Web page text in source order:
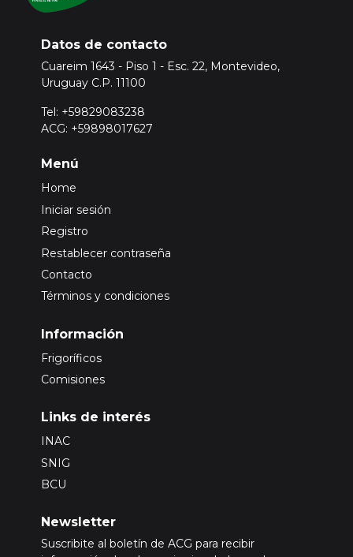
Datos de contacto
Cuareim 1643 - Piso 1 - Esc. 22, Montevideo,
Uruguay C.P. 11100
Tel: +59829083238
ACG: +59898017627
Menú
Home
Iniciar sesión
Registro
Restablecer contraseña
Contacto
Términos y condiciones
Información
Frigoríficos
Comisiones
Links de interés
INAC
SNIG
BCU
Newsletter
Suscribite al boletín de ACG para recibir